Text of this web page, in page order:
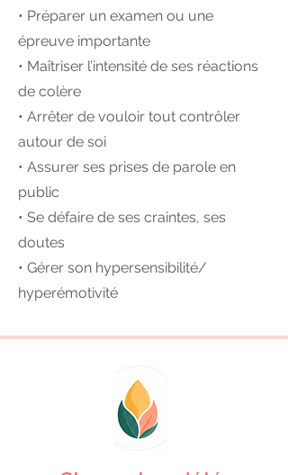
• Préparer un examen ou une
épreuve importante
• Maîtriser l’intensité de ses réactions
de colère
• Arrêter de vouloir tout contrôler
autour de soi
• Assurer ses prises de parole en
public
• Se défaire de ses craintes, ses
doutes
• Gérer son hypersensibilité/
hyperémotivité